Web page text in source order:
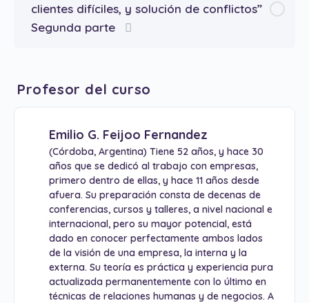
clientes difíciles, y solución de conflictos”
Segunda parte
Profesor del curso
Emilio G. Feijoo Fernandez
(Córdoba, Argentina) Tiene 52 años, y hace 30
años que se dedicó al trabajo con empresas,
primero dentro de ellas, y hace 11 años desde
afuera. Su preparación consta de decenas de
conferencias, cursos y talleres, a nivel nacional e
internacional, pero su mayor potencial, está
dado en conocer perfectamente ambos lados
de la visión de una empresa, la interna y la
externa. Su teoría es práctica y experiencia pura
actualizada permanentemente con lo último en
técnicas de relaciones humanas y de negocios. A